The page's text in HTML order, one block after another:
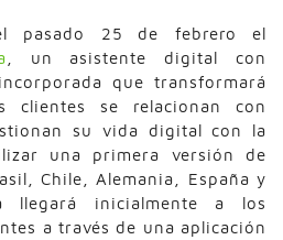
pasado 25 de febrero el
, un asistente digital con
que transformará
se relacionan con
su vida digital con la
una primera versión de
Chile, Alemania, España y
inicialmente a los
a través de una aplicación